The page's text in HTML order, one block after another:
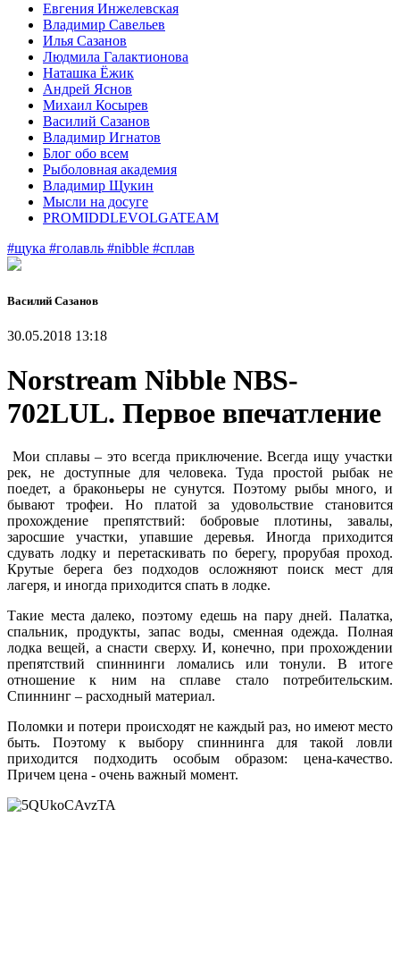
Евгения Инжелевская
Владимир Савельев
Илья Сазанов
Людмила Галактионова
Наташка Ёжик
Андрей Яснов
Михаил Косырев
Василий Сазанов
Владимир Игнатов
Блог обо всем
Рыболовная академия
Владимир Щукин
Мысли на досуге
PROMIDDLEVOLGATEAM
#щука #голавль #nibble #сплав
Василий Сазанов
30.05.2018 13:18
Norstream Nibble NBS-
702LUL. Первое впечатление
Мои сплавы – это всегда приключение. Всегда ищу участки
рек, не доступные для человека. Туда простой рыбак не
поедет, а браконьеры не сунутся. Поэтому рыбы много, и
бывают трофеи. Но платой за удовольствие становится
прохождение препятствий: бобровые плотины, завалы,
заросшие участки, упавшие деревья. Иногда приходится
сдувать лодку и перетаскивать по берегу, прорубая проход.
Крутые берега без подходов осложняют поиск мест для
лагеря, и иногда приходится спать в лодке.
Такие места далеко, поэтому едешь на пару дней. Палатка,
спальник, продукты, запас воды, сменная одежда. Полная
лодка вещей, а снасти сверху. И, конечно, при прохождении
препятствий спиннинги ломались или тонули. В итоге
отношение к ним на сплаве стало потребительским.
Спиннинг – расходный материал.
Поломки и потери происходят не каждый раз, но имеют место
быть. Поэтому к выбору спиннинга для такой ловли
приходится подходить особым образом: цена-качество.
Причем цена - очень важный момент.